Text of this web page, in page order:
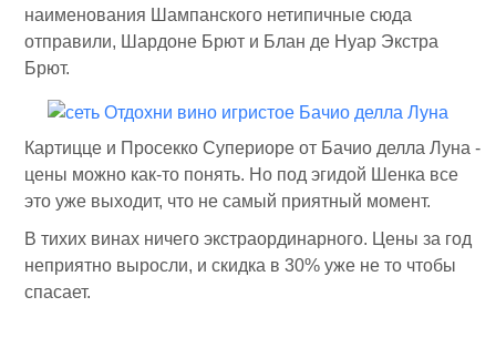
наименования Шампанского нетипичные сюда
отправили, Шардоне Брют и Блан де Нуар Экстра
Брют.
Картицце и Просекко Супериоре от Бачио делла Луна -
цены можно как-то понять. Но под эгидой Шенка все
это уже выходит, что не самый приятный момент.
В тихих винах ничего экстраординарного. Цены за год
неприятно выросли, и скидка в 30% уже не то чтобы
спасает.